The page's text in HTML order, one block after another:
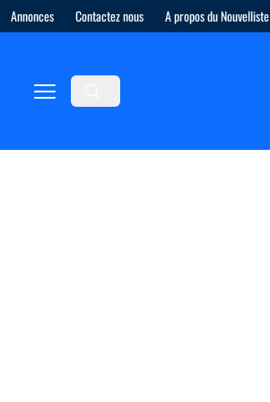
Annonces Contactez nous A propos du Nouvelliste